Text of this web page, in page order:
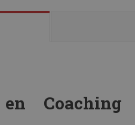
Coaching